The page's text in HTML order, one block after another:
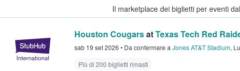
Il marketplace dei biglietti per eventi
StubHub - Dove i fan comprano e
Houston CougarsatTexas Tech Red
sab 19 set 2026 • Da confermare a Jones AT&T Stadium,
Più di 200 biglietti rimasti